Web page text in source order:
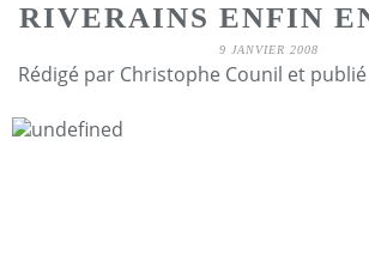
RIVERAINS ENFIN
9 JANVIER 2008
Rédigé par Christophe Counil et